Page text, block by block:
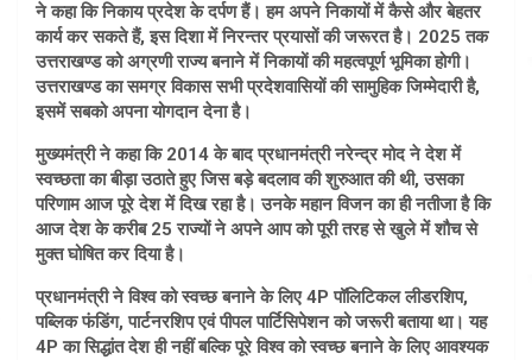
ने कहा कि निकाय प्रदेश के दर्पण हैं। हम अपने निकायों में कैसे और बेहतर
कार्य कर सकते हैं, इस दिशा में निरन्तर प्रयासों की जरूरत है। 2025 तक
उत्तराखण्ड को अग्रणी राज्य बनाने में निकायों की महत्वपूर्ण भूमिका होगी।
उत्तराखण्ड का समग्र विकास सभी प्रदेशवासियों की सामुहिक जिम्मेदारी है,
इसमें सबको अपना योगदान देना है।
मुख्यमंत्री ने कहा कि 2014 के बाद प्रधानमंत्री नरेन्द्र मोद ने देश में
स्वच्छता का बीड़ा उठाते हुए जिस बड़े बदलाव की शुरुआत की थी, उसका
परिणाम आज पूरे देश में दिख रहा है। उनके महान विजन का ही नतीजा है कि
आज देश के करीब 25 राज्यों ने अपने आप को पूरी तरह से खुले में शौच से
मुक्त घोषित कर दिया है।
प्रधानमंत्री ने विश्व को स्वच्छ बनाने के लिए 4P पॉलिटिकल लीडरशिप,
पब्लिक फंडिंग, पार्टनरशिप एवं पीपल पार्टिसिपेशन को जरूरी बताया था। यह
4P का सिद्धांत देश ही नहीं बल्कि पूरे विश्व को स्वच्छ बनाने के लिए आवश्यक